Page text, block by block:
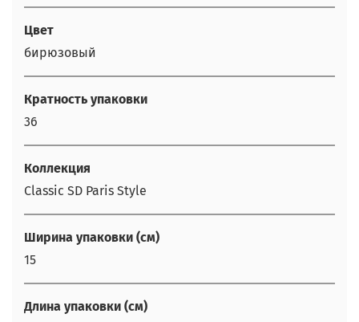
Цвет
бирюзовый
Кратность упаковки
36
Коллекция
Classic SD Paris Style
Ширина упаковки (см)
15
Длина упаковки (см)